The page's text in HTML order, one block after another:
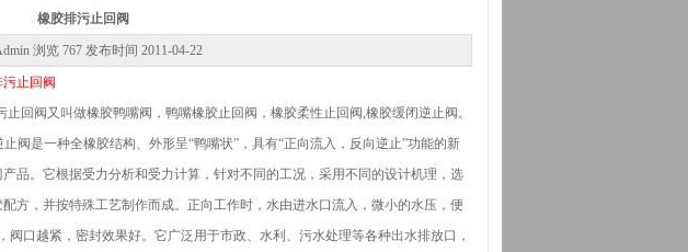
橡胶排污止回阀
浏览 767 发布时间 2011-04-22
止回阀
止回阀又叫做橡胶鸭嘴阀，鸭嘴橡胶止回阀，橡胶柔性止回阀,橡胶缓闭逆止阀。
阀是一种全橡胶结构、外形呈“鸭嘴状”，具有“正向流入，反向逆止”功能的新
品。它根据受力分析和受力计算，针对不同的工况，采用不同的设计机理，选
配方，并按特殊工艺制作而成。正向工作时，水由进水口流入，微小的水压，便
口越紧，密封效果好。它广泛用于市政、水利、污水处理等各种出水排放口，